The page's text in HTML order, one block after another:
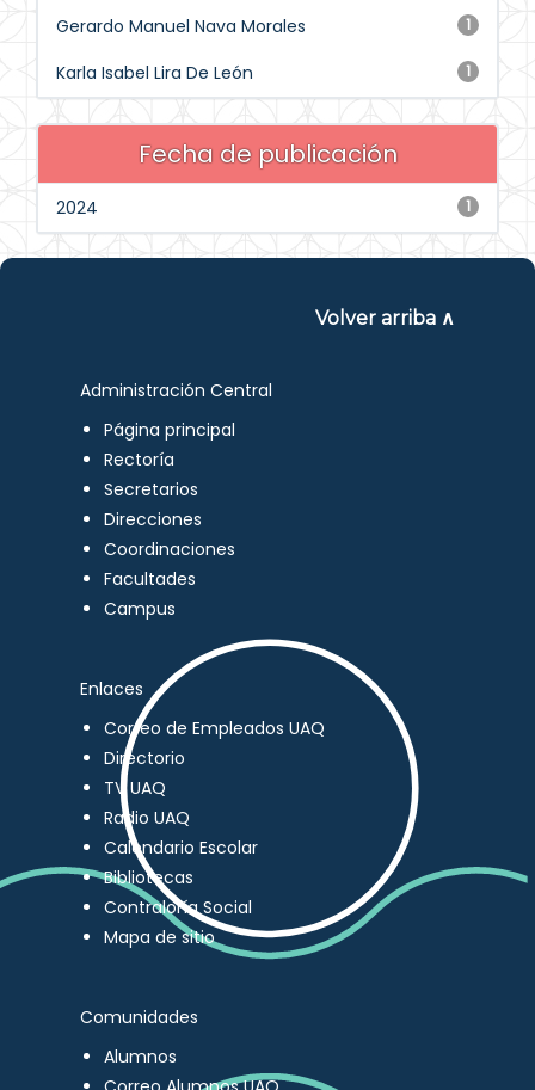
1
Gerardo Manuel Nava Morales
1
Karla Isabel Lira De León
Fecha de publicación
1
2024
Volver arriba ∧
Administración Central
Página principal
Rectoría
Secretarios
Direcciones
Coordinaciones
Facultades
Campus
Enlaces
Correo de Empleados UAQ
Directorio
TV UAQ
Radio UAQ
Calendario Escolar
Bibliotecas
Contraloría Social
Mapa de sitio
Comunidades
Alumnos